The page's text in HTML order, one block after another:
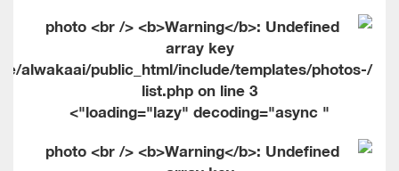
alwakaai/public_html/include/templates/photos-
list.php on line3
" loading="lazy" decoding="async">